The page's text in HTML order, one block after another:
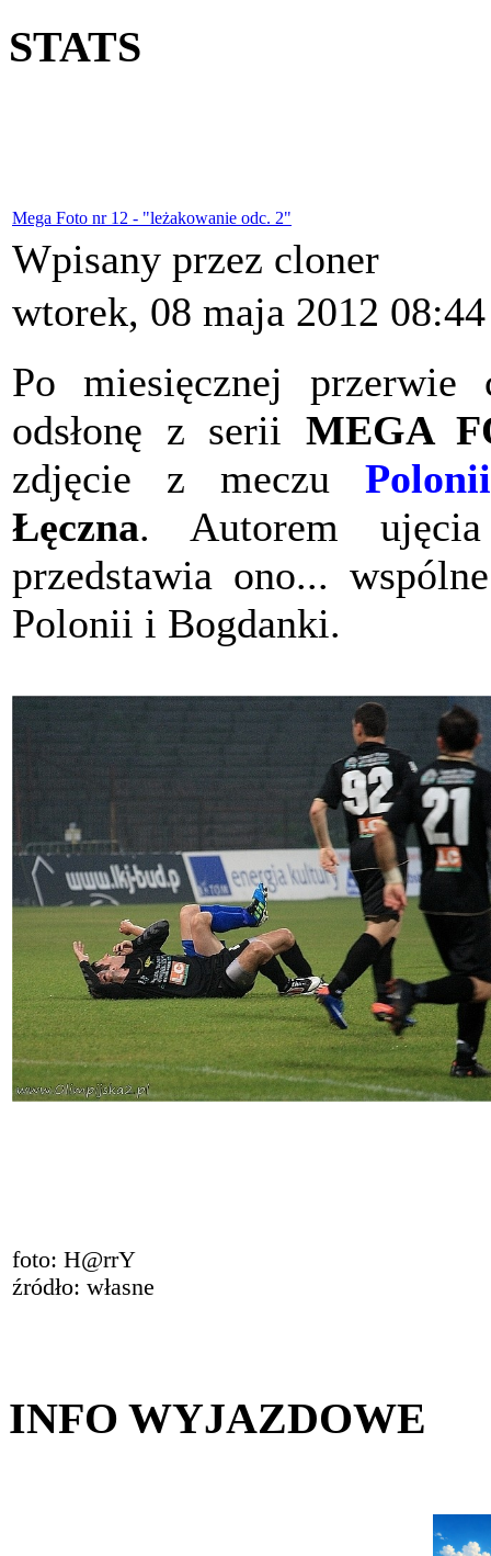
STATS
Mega Foto nr 12 - "leżakowanie odc. 2"
Wpisany przez cloner
wtorek, 08 maja 2012 08:44
Po miesięcznej
odsłonę z serii MEGA
zdjęcie z meczu Polonii
Łęczna. Autorem
przedstawia ono...
Polonii i Bogdanki.
foto: H@rrY
źródło: własne
INFO WYJAZDOWE